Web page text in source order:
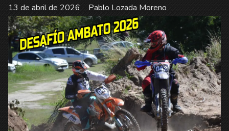
Pablo Lozada Moreno
13 de abril de 2026